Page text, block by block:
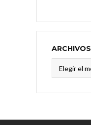
ARCHIVOS